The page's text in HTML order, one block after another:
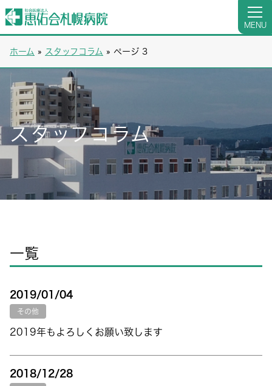
MENU
ホーム » スタッフコラム » ページ 3
スタッフコラム
一覧
2019/01/04
その他
2019年もよろしくお願い致します
2018/12/28